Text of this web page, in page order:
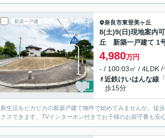
新築一戸建 奈良市東登美ヶ丘
8(土)9(日)現地案内
丘 新築一戸建て 1
4,980万円
- / 100.03㎡ / 4LDK /
近鉄けいはんな線 「
歩15分
新生活をピカピカの新築戸建て物件で始めてみませんか。徒
クスできます。TVインターホン付きでお子様のお留守番も安心